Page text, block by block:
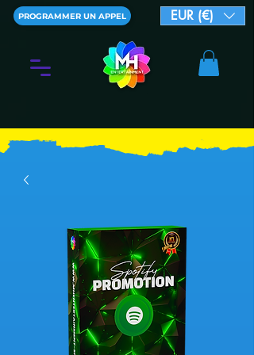
PROGRAMMER UN APPEL EUR (€)